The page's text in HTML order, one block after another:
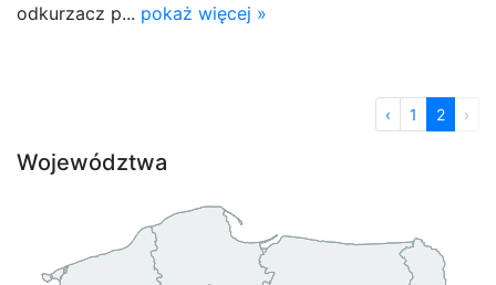
odkurzacz p... pokaż więcej »
‹ 1 2 ›
Województwa